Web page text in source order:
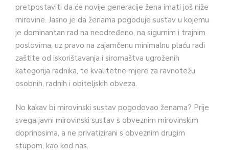
pretposta­viti da će novije generacije žena imati još niže
mirovine. Jasno je da ženama pogoduje sustav u kojemu
je dominantan rad na neodređeno, na sigur­nim i trajnim
poslovima, uz pravo na zajamčenu minimalnu plaću radi
zaštite od iskorištavanja i siromaštva ugroženih
kategorija radnika, te kva­litetne mjere za ravnotežu
osobnih, radnih i obiteljskih obveza.
No kakav bi mirovinski sustav po­godovao ženama? Prije
svega javni mirovinski sustav s obveznim miro­vinskim
doprinosima, a ne privatizirani s obveznim drugim
stupom, kao kod nas.